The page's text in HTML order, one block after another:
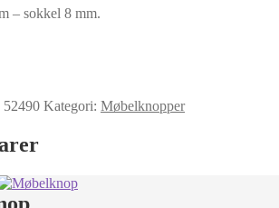
– sokkel 8 mm.
52490 Kategori: Møbelknopper